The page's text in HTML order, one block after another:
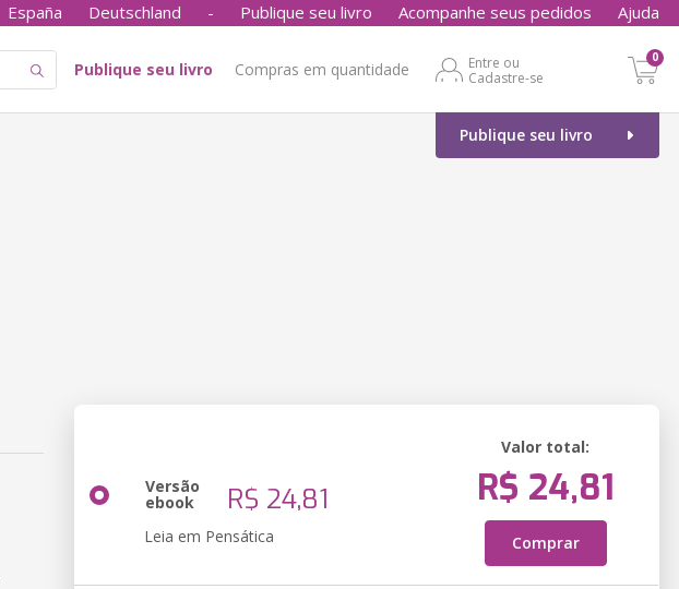
España Deutschland - Publique seu livro Acompanhe seus pedidos Ajuda
Publique seu livro Compras em quantidade
Entre ou
Cadastre-se
0
Publique seu livro
Versão
ebook R$ 24,81
Leia em Pensática
Valor total:
R$ 24,81
Comprar